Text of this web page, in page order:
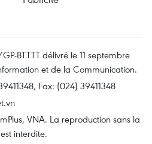
BTTTT délivré le 11 septembre
et de la Communication.
Fax: (024) 39411348
VNA. La reproduction sans la
interdite.